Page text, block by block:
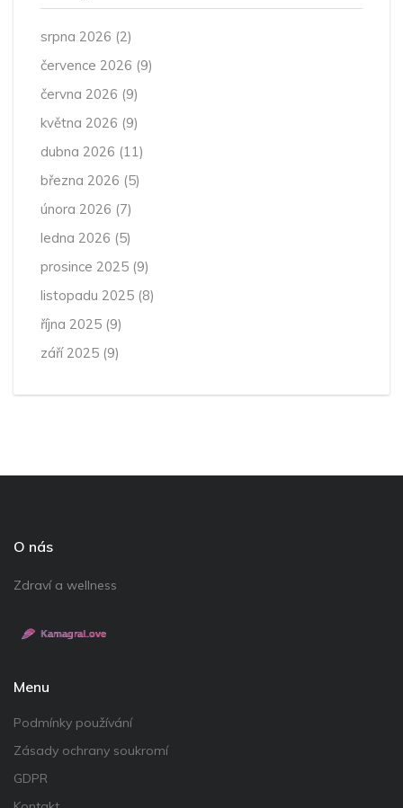
srpna 2026 (2)
července 2026 (9)
června 2026 (9)
května 2026 (9)
dubna 2026 (11)
března 2026 (5)
února 2026 (7)
ledna 2026 (5)
prosince 2025 (9)
listopadu 2025 (8)
října 2025 (9)
září 2025 (9)
O nás
Zdraví a wellness
Menu
Podmínky používání
Zásady ochrany soukromí
GDPR